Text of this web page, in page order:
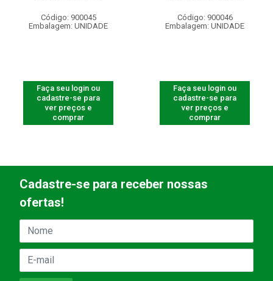
Código: 900045
Embalagem: UNIDADE
Faça seu login ou
cadastre-se para
ver preços e
comprar
Código: 900046
Embalagem: UNIDADE
Faça seu login ou
cadastre-se para
ver preços e
comprar
Cadastre-se para receber nossas
ofertas!